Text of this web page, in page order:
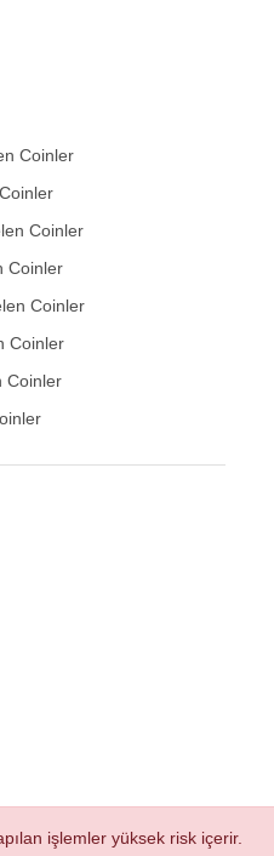
Coinler
Coinler
Coinler
Coinler
Coinler
Coinler
işlemler yüksek risk içerir.